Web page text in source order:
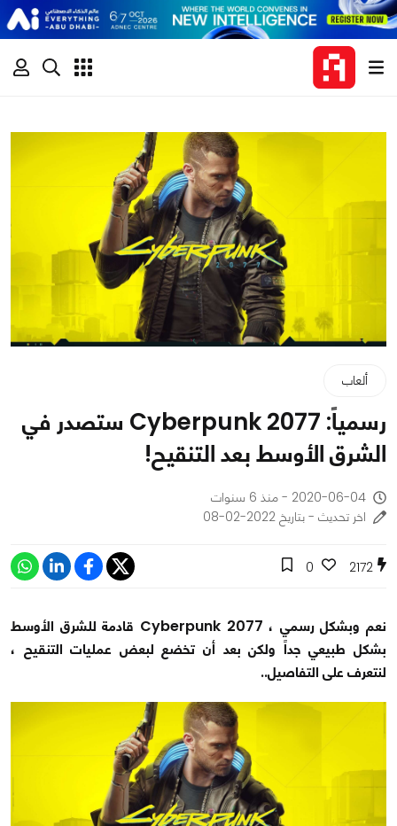
ألعاب
رسمياً: Cyberpunk 2077 ستصدر في
الشرق الأوسط بعد التنقيح!
2020-06-04 - منذ 6 سنوات
اخر تحديث - بتاريخ 2022-02-08
2172
0
نعم وبشكل رسمي ، Cyberpunk 2077 قادمة للشرق الأوسط
بشكل طبيعي جداً ولكن بعد أن تخضع لبعض عمليات التنقيح ،
لنتعرف على التفاصيل..